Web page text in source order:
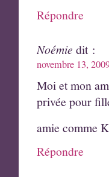
Répondre
Noémie dit :
novembre 13,
Moi et mon
privée pour
amie comme
Répondre